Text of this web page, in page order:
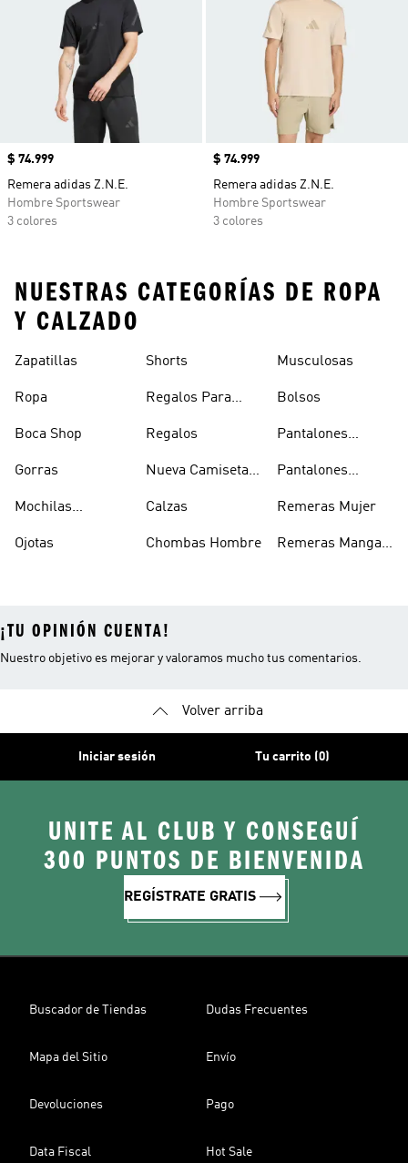
Precio
$ 74.999
Remera adidas Z.N.E.
Hombre Sportswear
3 colores
Precio
$ 74.999
Remera adidas Z.N.E.
Hombre Sportswear
3 colores
NUESTRAS CATEGORÍAS DE ROPA
Y CALZADO
Zapatillas
Ropa
Boca Shop
Gorras
Mochilas
Ojotas
Shorts
Regalos Para
Regalos
Nueva Camiseta
Calzas
Chombas Hombre
Musculosas
Bolsos
Pantalones
Hombre
Pantalones
Remeras Mujer
Remeras Manga
¡TU OPINIÓN CUENTA!
Nuestro objetivo es mejorar y valoramos mucho tus comentarios.
Volver arriba
Iniciar sesión Tu carrito (0)
UNITE AL CLUB Y CONSEGUÍ
300 PUNTOS DE BIENVENIDA
REGÍSTRATE GRATIS
Buscador de Tiendas Dudas Frecuentes
Mapa del Sitio Envío
Devoluciones Pago
Data Fiscal Hot Sale